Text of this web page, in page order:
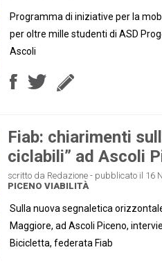
Programma di iniziative per la
per oltre mille studenti di ASD
Ascoli
Fiab: chiarimenti
ciclabili” ad Ascoli
scritto da Redazione - pubblicato il 16
PICENO VIABILITÀ
Sulla nuova segnaletica
Maggiore, ad Ascoli Piceno,
Bicicletta, federata Fiab